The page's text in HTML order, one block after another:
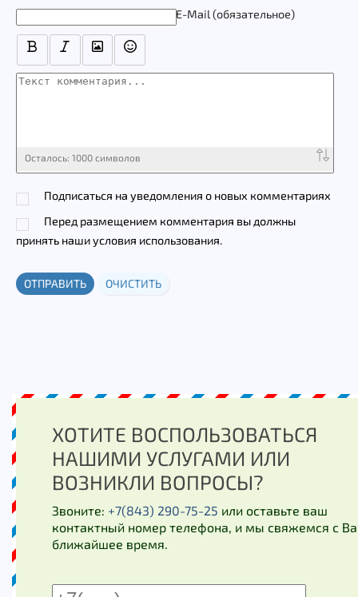
E-Mail (обязательное)
Осталось: 1000 символов
Подписаться на уведомления о новых комментариях
Перед размещением комментария вы должны
принять наши условия использования.
ОТПРАВИТЬ ОЧИСТИТЬ
ХОТИТЕ ВОСПОЛЬЗОВАТЬСЯ
НАШИМИ УСЛУГАМИ ИЛИ
ВОЗНИКЛИ ВОПРОСЫ?
Звоните: +7(843) 290-75-25 или оставьте ваш
контактный номер телефона, и мы свяжемся с
ближайшее время.